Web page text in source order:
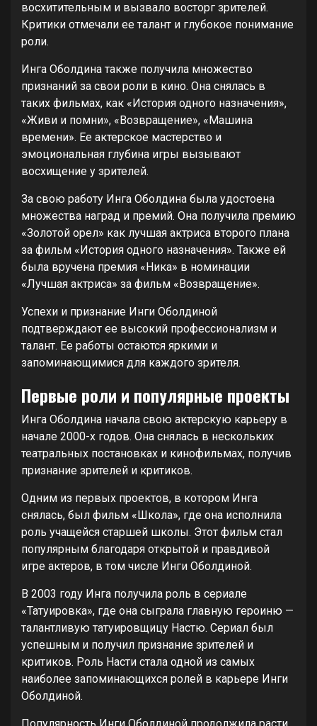
восхитительным и вызвало восторг зрителей.
Критики отмечали ее талант и глубокое понимание
роли.
Инга Оболдина также получила множество
признаний за свои роли в кино. Она снялась в
таких фильмах, как «История одного назначения»,
«Живи и помни», «Возвращение», «Машина
времени». Ее актерское мастерство и
эмоциональная глубина игры вызывают
восхищение у зрителей.
За свою работу Инга Оболдина была удостоена
множества наград и премий. Она получила премию
«Золотой орел» как лучшая актриса второго плана
за фильм «История одного назначения». Также ей
была вручена премия «Ника» в номинации
«Лучшая актриса» за фильм «Возвращение».
Успехи и признание Инги Оболдиной
подтверждают ее высокий профессионализм и
талант. Ее работы остаются яркими и
запоминающимися для каждого зрителя.
Первые роли и популярные проекты
Инга Оболдина начала свою актерскую карьеру в
начале 2000-х годов. Она снялась в нескольких
театральных постановках и кинофильмах, получив
признание зрителей и критиков.
Одним из первых проектов, в котором Инга
снялась, был фильм «Школа», где она исполнила
роль учащейся старшей школы. Этот фильм стал
популярным благодаря открытой и правдивой
игре актеров, в том числе Инги Оболдиной.
В 2003 году Инга получила роль в сериале
«Татуировка», где она сыграла главную героиню —
талантливую татуировщицу Настю. Сериал был
успешным и получил признание зрителей и
критиков. Роль Насти стала одной из самых
наиболее запоминающихся ролей в карьере Инги
Оболдиной.